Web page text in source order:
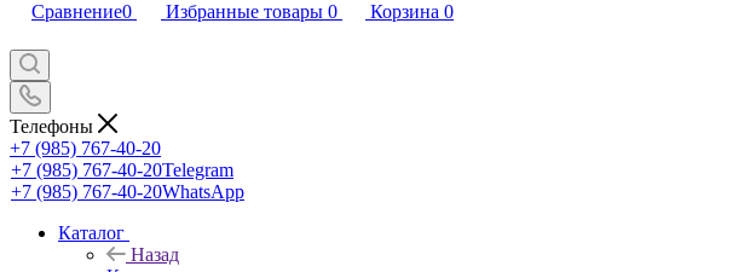
Сравнение0 Избранные товары 0 Корзина 0
Телефоны
+7 (985) 767-40-20
+7 (985) 767-40-20Telegram
+7 (985) 767-40-20WhatsApp
Каталог
Назад